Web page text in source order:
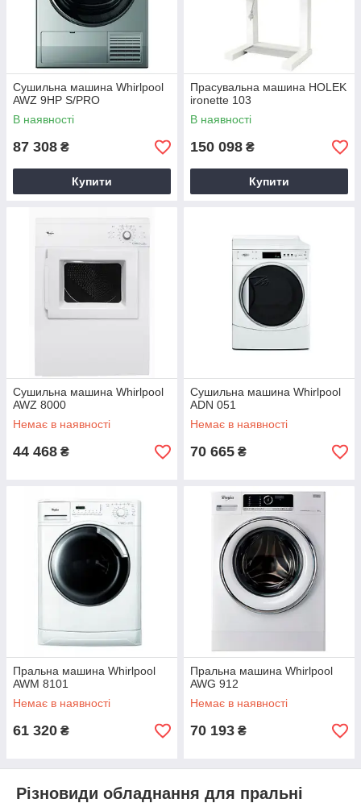
Сушильна машина Whirlpool
AWZ 9HP S/PRO
В наявності
87 308 ₴
Купити
Прасувальна машина HOLEK
ironette 103
В наявності
150 098 ₴
Купити
Сушильна машина Whirlpool
AWZ 8000
Немає в наявності
44 468 ₴
Сушильна машина Whirlpool
ADN 051
Немає в наявності
70 665 ₴
Пральна машина Whirlpool
AWM 8101
Немає в наявності
61 320 ₴
Пральна машина Whirlpool
AWG 912
Немає в наявності
70 193 ₴
Різновиди обладнання для пральні